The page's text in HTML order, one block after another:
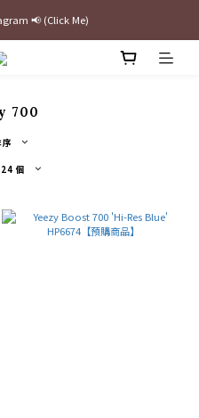
火熱預購接單中🔥
📢 (Click Me)
贈$100購物金
700
個